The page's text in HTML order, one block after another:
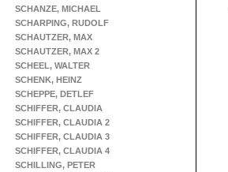
SCHANZE, MICHAEL
SCHARPING, RUDOLF
SCHAUTZER, MAX
SCHAUTZER, MAX 2
SCHEEL, WALTER
SCHENK, HEINZ
SCHEPPE, DETLEF
SCHIFFER, CLAUDIA
SCHIFFER, CLAUDIA 2
SCHIFFER, CLAUDIA 3
SCHIFFER, CLAUDIA 4
SCHILLING, PETER